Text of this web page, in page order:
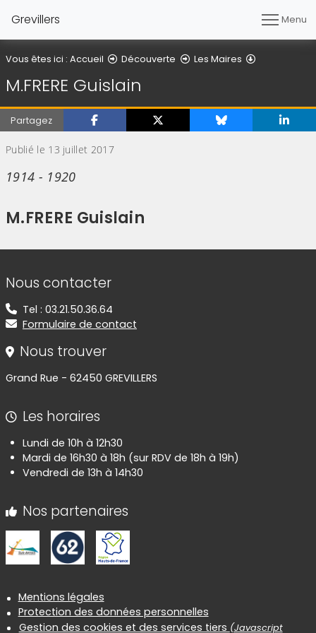
Grevillers Menu
Vous êtes ici : Accueil Découverte Les Maires
M.FRERE Guislain
Partagez
Publié le 13 juillet 2017
1914 - 1920
M.FRERE Guislain
Informations de contact
Nous contacter
Tel : 03.21.50.36.64
Formulaire de contact
Nous trouver
Grand Rue - 62450 GREVILLERS
Les horaires
Lundi de 10h à 12h30
Mardi de 16h30 à 18h (sur RDV de 18h à 19h)
Vendredi de 13h à 14h30
Nos partenaires
Informations réglementaires
Mentions légales
Protection des données personnelles
Gestion des cookies et des services tiers (Javascript